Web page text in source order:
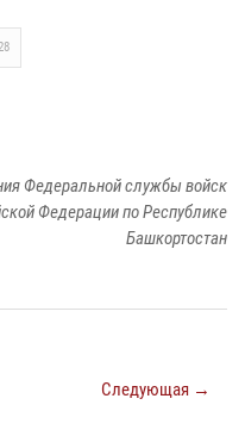
Федеральной службы войск
Федерации по Республике
Башкортостан
Следующая →